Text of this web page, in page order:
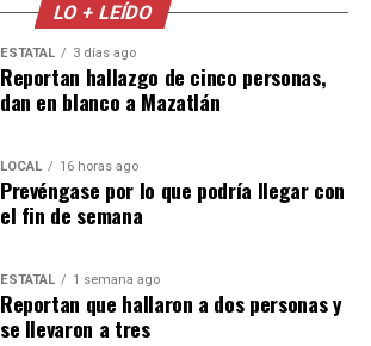
LO + LEÍDO
ESTATAL 3 días ago
Reportan hallazgo de cinco personas,
dan en blanco a Mazatlán
LOCAL 16 horas ago
Prevéngase por lo que podría llegar con
el fin de semana
ESTATAL 1 semana ago
Reportan que hallaron a dos personas y
se llevaron a tres